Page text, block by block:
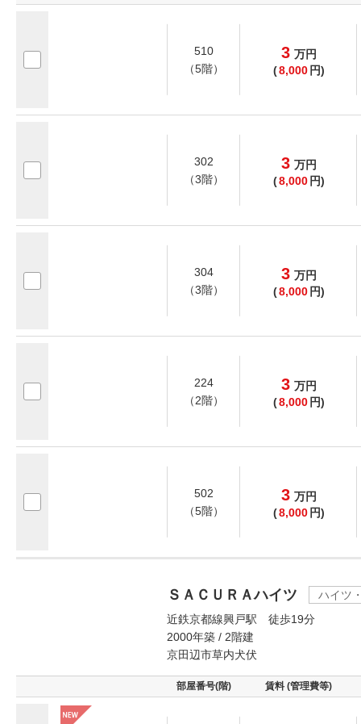
510
（5階）
3 万円
(8,000 円)
302
（3階）
3 万円
(8,000 円)
304
（3階）
3 万円
(8,000 円)
224
（2階）
3 万円
(8,000 円)
502
（5階）
3 万円
(8,000 円)
ＳＡＣＵＲＡハイツ
ハイツ
近鉄京都線興戸駅 徒歩19分
2000年築 / 2階建
京田辺市草内犬伏
部屋番号(階) 賃料 (管理費等)